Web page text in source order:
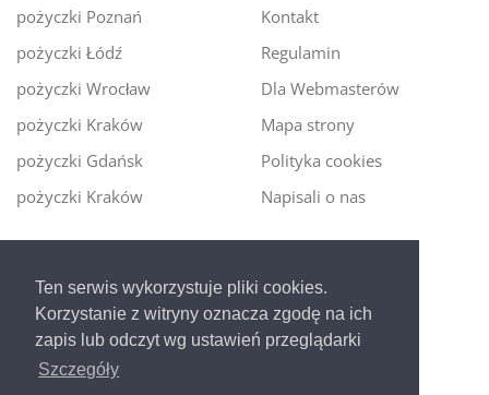
Ten serwis wykorzystuje pliki cookies.
Korzystanie z witryny oznacza zgodę na ich
zapis lub odczyt wg ustawień przeglądarki
Szczegóły
pożyczki Poznań
pożyczki Łódź
pożyczki Wrocław
pożyczki Kraków
pożyczki Gdańsk
pożyczki Kraków
Kontakt
Regulamin
Dla Webmasterów
Mapa strony
Polityka cookies
Napisali o nas
Ekspert kredytowy online - nowa era szybkiego i
bezpiecznego pożyczania!